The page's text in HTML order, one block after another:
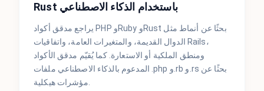
Rust باستخدام الذكاء الاصطناعي
يراجع مدقق أكواد PHP وRuby وRust بحثًا عن أنماط مثل
الدوال القديمة، والمتغيرات العامة، واتفاقيات Rails،
ومنطق الملكية أو الاستعارة. كما يُقيّم مدقق الأكواد
المدعوم بالذكاء الاصطناعي ملفات .php و.rb و.rs بحثًا عن